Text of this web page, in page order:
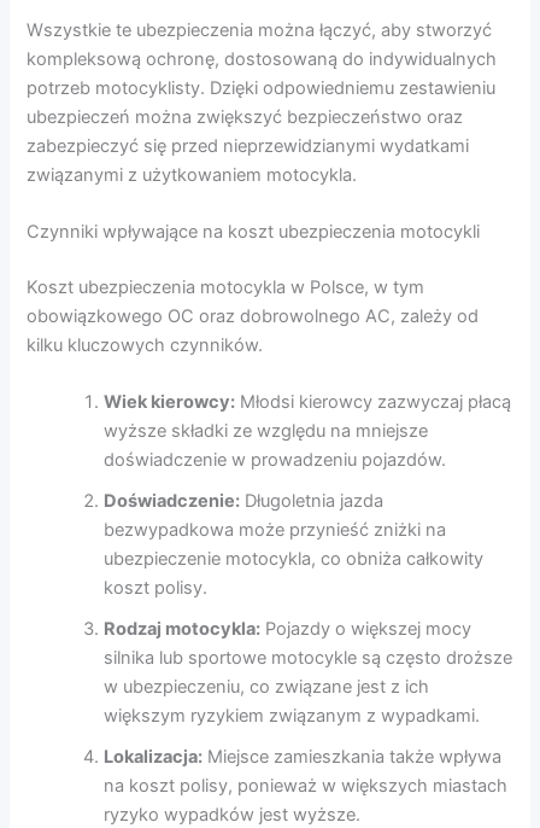
Wszystkie te ubezpieczenia można łączyć, aby stworzyć
kompleksową ochronę, dostosowaną do indywidualnych
potrzeb motocyklisty. Dzięki odpowiedniemu zestawieniu
ubezpieczeń można zwiększyć bezpieczeństwo oraz
zabezpieczyć się przed nieprzewidzianymi wydatkami
związanymi z użytkowaniem motocykla.
Czynniki wpływające na koszt ubezpieczenia motocykli
Koszt ubezpieczenia motocykla w Polsce, w tym
obowiązkowego OC oraz dobrowolnego AC, zależy od
kilku kluczowych czynników.
Wiek kierowcy: Młodsi kierowcy zazwyczaj płacą
wyższe składki ze względu na mniejsze
doświadczenie w prowadzeniu pojazdów.
Doświadczenie: Długoletnia jazda
bezwypadkowa może przynieść zniżki na
ubezpieczenie motocykla, co obniża całkowity
koszt polisy.
Rodzaj motocykla: Pojazdy o większej mocy
silnika lub sportowe motocykle są często droższe
w ubezpieczeniu, co związane jest z ich
większym ryzykiem związanym z wypadkami.
Lokalizacja: Miejsce zamieszkania także wpływa
na koszt polisy, ponieważ w większych miastach
ryzyko wypadków jest wyższe.